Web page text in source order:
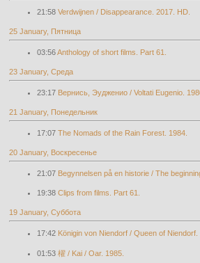
21:58 Verdwijnen / Disappearance. 2017. HD.
25 January, Пятница
03:56Anthology of short films. Part 61.
23 January, Среда
23:17 Вернись, Эудженио / Voltati Eugenio.
21 January, Понедельник
17:07 The Nomads of the Rain Forest. 1984.
20 January, Воскресенье
21:07 Begynnelsen på en historie / The
19:38 Clips from films. Part 61.
19 January, Суббота
17:42 Königin von Niendorf / Queen of Niendorf.
01:53 櫂 / Kai / Oar. 1985.